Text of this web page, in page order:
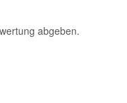
abgeben.